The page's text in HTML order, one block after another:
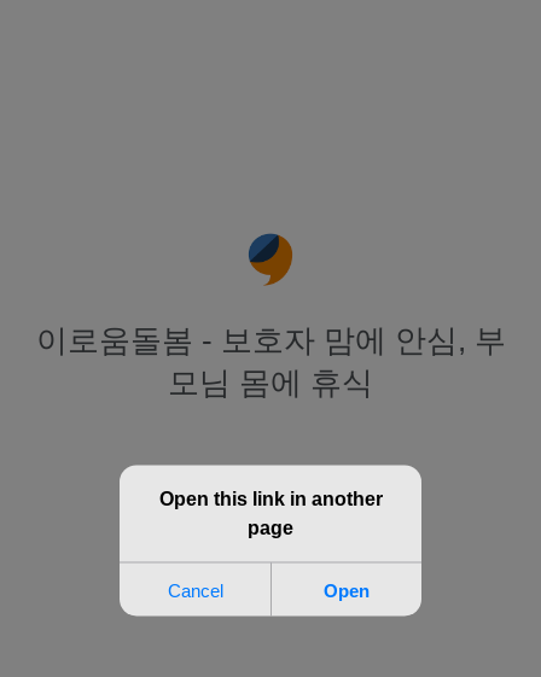
이로움돌봄 - 보호자 맘에 안심, 부
모님 몸에 휴식